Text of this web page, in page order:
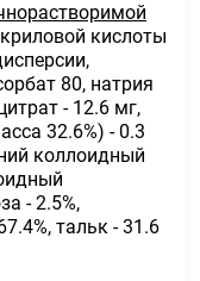
кислоты
80, натрия
- 12.6 мг,
32.6%) - 0.3
коллоидный
- 2.5%,
тальк - 31.6